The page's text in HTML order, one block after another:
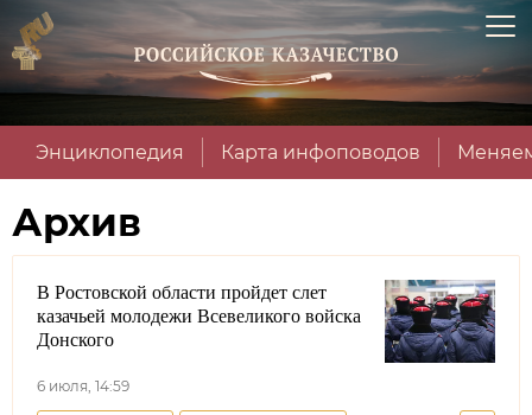
Энциклопедия Карта инфоповодов
Архив
В Ростовской области пройдет слет
казачьей молодежи Всевеликого войска
Донского
6 июля, 14:59